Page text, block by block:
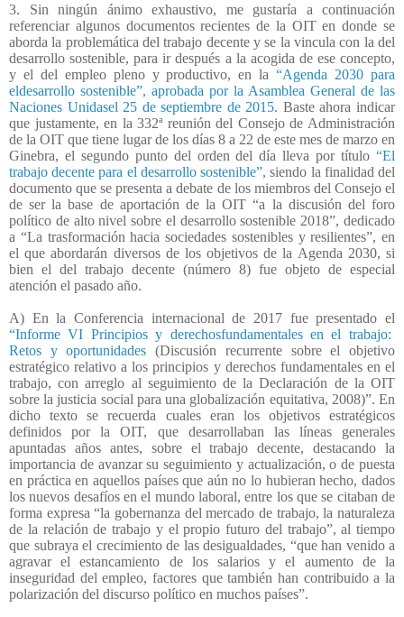
3. Sin ningún ánimo exhaustivo, me gustaría a continuación
referenciar algunos documentos recientes de la OIT en donde se
aborda la problemática del trabajo decente y se la vincula con la del
desarrollo sostenible, para ir después a la acogida de ese concepto,
y el del empleo pleno y productivo, en la“Agenda 2030 para
eldesarrollo sostenible”, aprobada por la Asamblea General de las
Naciones Unidasel 25 de septiembre de 2015. Baste ahora indicar
que justamente, en la 332ª reunión del Consejo de Administración
de la OIT que tiene lugar de los días 8 a 22 de este mes de marzo en
Ginebra, el segundo punto del orden del día lleva por título “El
trabajo decente para el desarrollo sostenible”, siendo la finalidad del
documento que se presenta a debate de los miembros del Consejo el
de ser la base de aportación de la OIT “a la discusión del foro
político de alto nivel sobre el desarrollo sostenible 2018”, dedicado
a “La trasformación hacia sociedades sostenibles y resilientes”, en
el que abordarán diversos de los objetivos de la Agenda 2030, si
bien el del trabajo decente (número 8) fue objeto de especial
atención el pasado año.
A) En la Conferencia internacional de 2017 fue presentado el
“Informe VI Principios y derechosfundamentales en el trabajo:
Retos y oportunidades (Discusión recurrente sobre el objetivo
estratégico relativo a los principios y derechos fundamentales en el
trabajo, con arreglo al seguimiento de la Declaración de la OIT
sobre la justicia social para una globalización equitativa, 2008)”. En
dicho texto se recuerda cuales eran los objetivos estratégicos
definidos por la OIT, que desarrollaban las líneas generales
apuntadas años antes, sobre el trabajo decente, destacando la
importancia de avanzar su seguimiento y actualización, o de puesta
en práctica en aquellos países que aún no lo hubieran hecho, dados
los nuevos desafíos en el mundo laboral, entre los que se citaban de
forma expresa “la gobernanza del mercado de trabajo, la naturaleza
de la relación de trabajo y el propio futuro del trabajo”, al tiempo
que subraya el crecimiento de las desigualdades, “que han venido a
agravar el estancamiento de los salarios y el aumento de la
inseguridad del empleo, factores que también han contribuido a la
polarización del discurso político en muchos países”.